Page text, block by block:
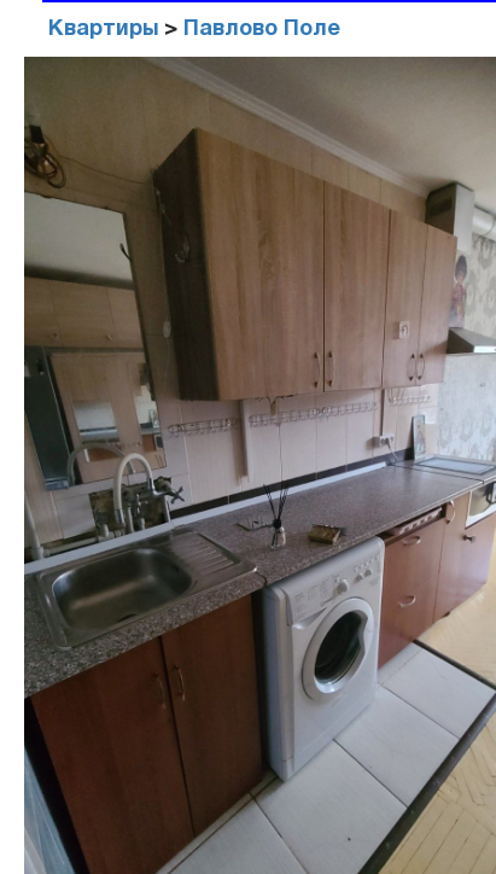
Квартиры > Павлово Поле
Агенство
недвижимости
"Аверс"